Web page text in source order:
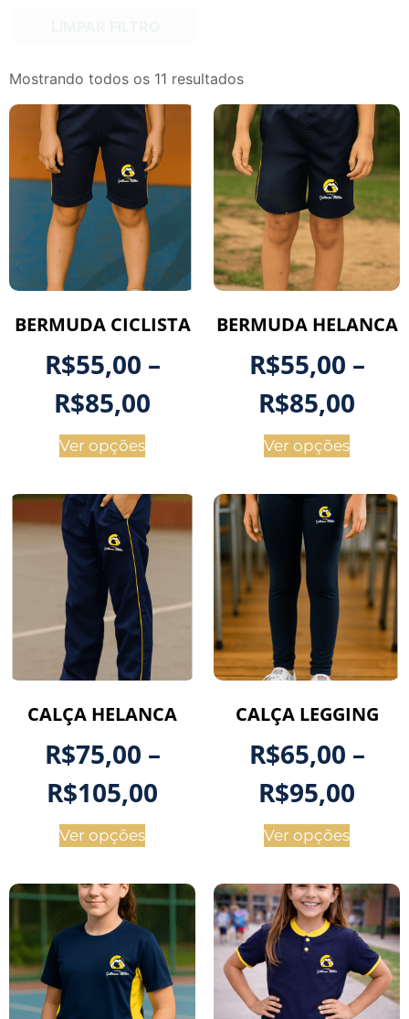
Mostrando todos os 11 resultados
BERMUDA CICLISTA
R$55,00 –
R$85,00
Ver opções
BERMUDA HELANCA
R$55,00 –
R$85,00
Ver opções
CALÇA HELANCA
R$75,00 –
R$105,00
Ver opções
CALÇA LEGGING
R$65,00 –
R$95,00
Ver opções